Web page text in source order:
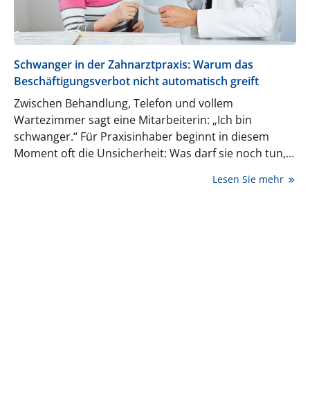
Schwanger in der Zahnarztpraxis: Warum das
Beschäftigungsverbot nicht automatisch greift
Zwischen Behandlung, Telefon und vollem
Wartezimmer sagt eine Mitarbeiterin: „Ich bin
schwanger.“ Für Praxisinhaber beginnt in diesem
Moment oft die Unsicherheit: Was darf sie noch tun,
Lesen Sie mehr